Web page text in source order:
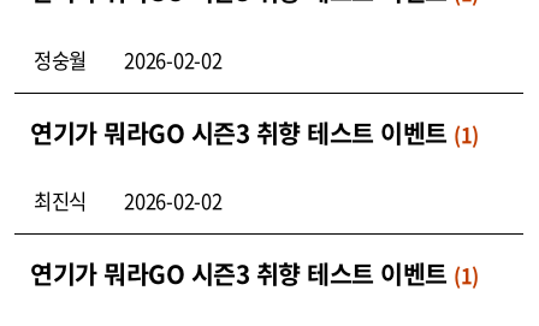
정숭월 2026-02-02
연기가 뭐라GO 시즌3 취향 테스트 이벤트 (1)
최진식 2026-02-02
연기가 뭐라GO 시즌3 취향 테스트 이벤트 (1)